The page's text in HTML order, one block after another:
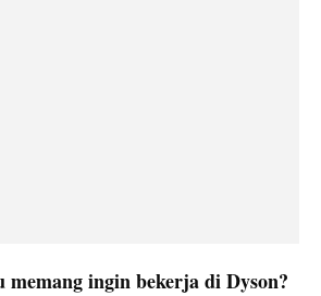
ingin bekerja di Dyson?